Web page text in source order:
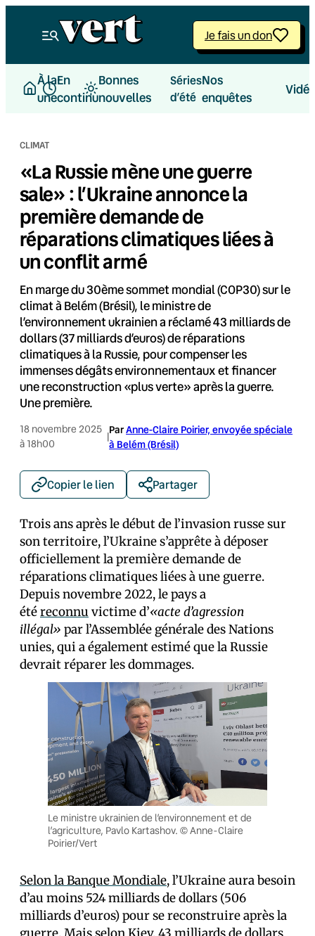
Je fais un don
À la
une
En
continu
Bonnes
nouvelles
Séries
d’été
Nos
enquêtes
CLIMAT
«La Russie mène une guerre
sale» : l’Ukraine annonce la
première demande de
réparations climatiques liées à
un conflit armé
En marge du 30ème sommet mondial (COP30) sur le
climat à Belém (Brésil), le ministre de
l’environnement ukrainien a réclamé 43 milliards de
dollars (37 milliards d’euros) de réparations
climatiques à la Russie, pour compenser les
immenses dégâts environnementaux et financer
une reconstruction «plus verte» après la guerre.
Une première.
18 novembre 2025
à 18h00
|
ParAnne-Claire Poirier, envoyée spéciale
à Belém (Brésil)
Copier le lien Partager
Trois ans après le début de l’invasion russe sur
son territoire, l’Ukraine s’apprête à déposer
officiellement la première demande de
réparations climatiques liées à une guerre.
Depuis novembre 2022, le pays a
étéreconnu victime d’«acte d’agression
illégal» par l’Assemblée générale des Nations
unies, qui a également estimé que la Russie
devrait réparer les dommages.
Le ministre ukrainien de l’environnement et de
l’agriculture, Pavlo Kartashov. © Anne-Claire
Poirier/Vert
Selon la Banque Mondiale, l’Ukraine aura besoin
d’au moins 524 milliards de dollars (506
milliards d’euros) pour se reconstruire après la
guerre. Mais selon Kiev, 43 milliards de dollars